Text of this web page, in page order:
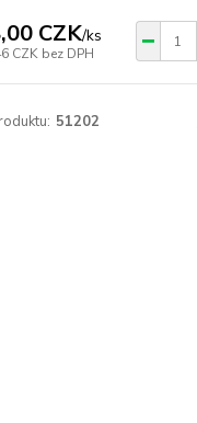
CZK/ks
CZK bez DPH
51202